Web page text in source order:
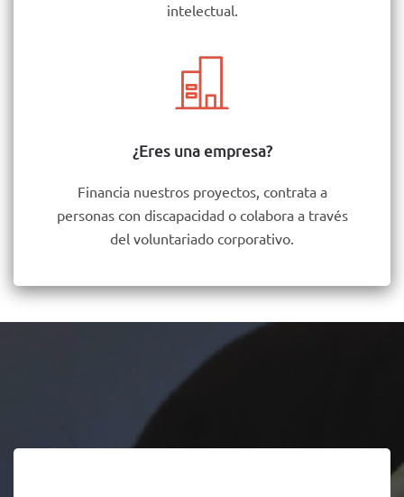
intelectual.
¿Eres una empresa?
Financia nuestros proyectos, contrata a
personas con discapacidad o colabora a través
del voluntariado corporativo.